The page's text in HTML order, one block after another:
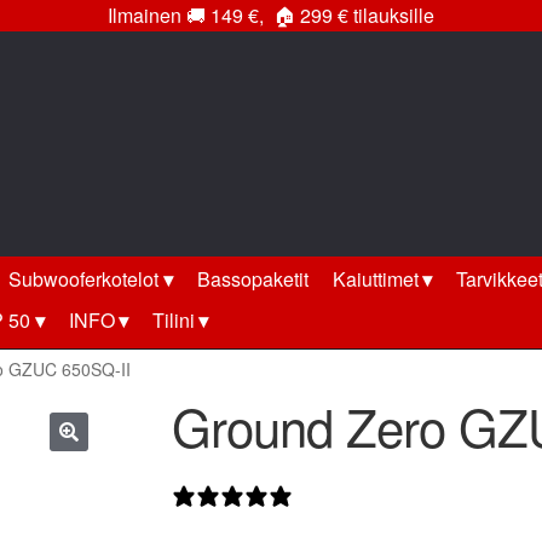
Ilmainen 🚚 149 €, 🏠 299 € tilauksille
Subwooferkotelot Bassopaketit Kaiuttimet
Tarvikkeet
50 INFO Tilini
GZUC 650SQ-II
Ground Zero